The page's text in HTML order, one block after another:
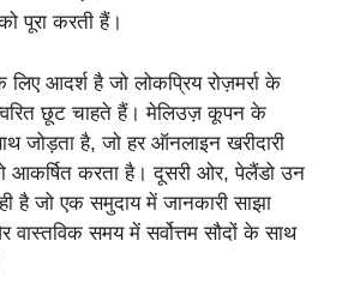
पूरा करती हैं।
लिए आदर्श है जो लोकप्रिय रोज़मर्रा के
छूट चाहते हैं। मेलिउज़ कूपन के
जोड़ता है, जो हर ऑनलाइन खरीदारी
आकर्षित करता है। दूसरी ओर, पेलैंडो उन
है जो एक समुदाय में जानकारी साझा
समय में सर्वोत्तम सौदों के साथ